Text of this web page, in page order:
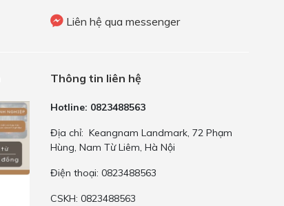
Liên hệ qua messenger
Thông tin liên hệ
Hotline: 0823488563
Địa chỉ: Keangnam Landmark, 72 Phạm
Hùng, Nam Từ Liêm, Hà Nội
Điện thoại: 0823488563
CSKH: 0823488563